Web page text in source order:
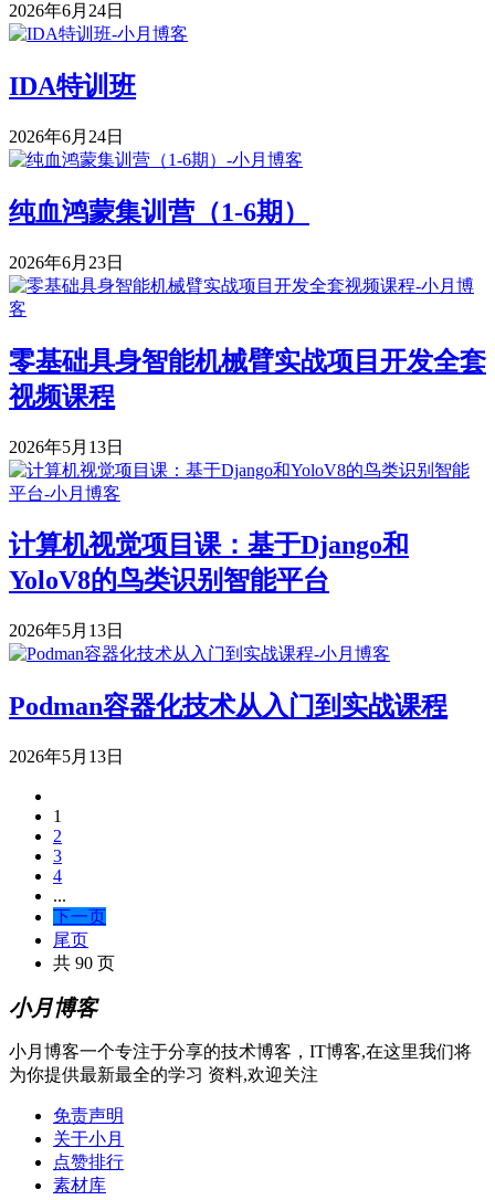
2026年6月24日
IDA特训班
2026年6月24日
纯血鸿蒙集训营（1-6期）
2026年6月23日
零基础具身智能机械臂实战项目开发全套
视频课程
2026年5月13日
计算机视觉项目课：基于Django和
YoloV8的鸟类识别智能平台
2026年5月13日
Podman容器化技术从入门到实战课程
2026年5月13日
1
2
3
4
...
下一页
尾页
共 90 页
小月博客
小月博客一个专注于分享的技术博客，IT博客,在这里我们将
为你提供最新最全的学习 资料,欢迎关注
免责声明
关于小月
点赞排行
素材库